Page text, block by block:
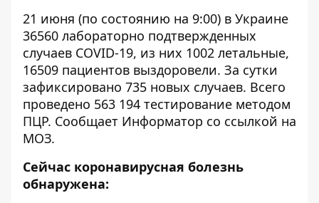
21 июня (по состоянию на 9:00) в Украине
36560 лабораторно подтвержденных
случаев COVID-19, из них 1002 летальные,
16509 пациентов выздоровели. За сутки
зафиксировано 735 новых случаев. Всего
проведено 563 194 тестирование методом
ПЦР. Сообщает Информатор со ссылкой на
МОЗ.
Сейчас коронавирусная болезнь
обнаружена: